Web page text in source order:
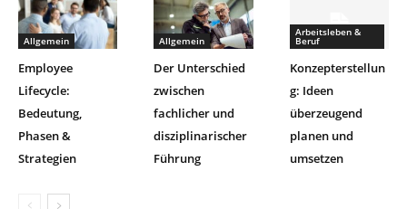
Allgemein
Employee
Lifecycle:
Bedeutung,
Phasen &
Strategien
Allgemein
Der Unterschied
zwischen
fachlicher und
disziplinarischer
Führung
Arbeitsleben &
Beruf
Konzepterstellun
g: Ideen
überzeugend
planen und
umsetzen